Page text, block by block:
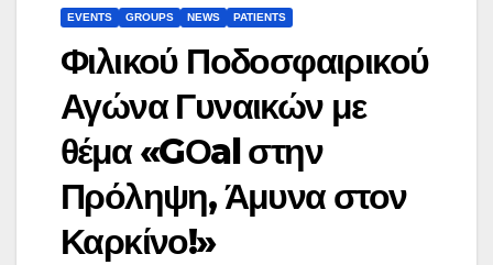
EVENTS GROUPS NEWS PATIENTS
Φιλικού Ποδοσφαιρικού
Αγώνα Γυναικών με
θέμα «GΟal στην
Πρόληψη, Άμυνα στον
Καρκίνο!»